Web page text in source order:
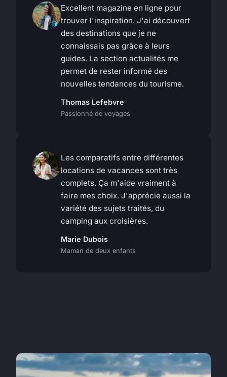
Excellent magazine en ligne pour
trouver l'inspiration. J'ai découvert
des destinations que je ne
connaissais pas grâce à leurs
guides. La section actualités me
permet de rester informé des
nouvelles tendances du tourisme.
Thomas Lefebvre
Passionné de voyages
Les comparatifs entre différentes
locations de vacances sont très
complets. Ça m'aide vraiment à
faire mes choix. J'apprécie aussi la
variété des sujets traités, du
camping aux croisières.
Marie Dubois
Maman de deux enfants